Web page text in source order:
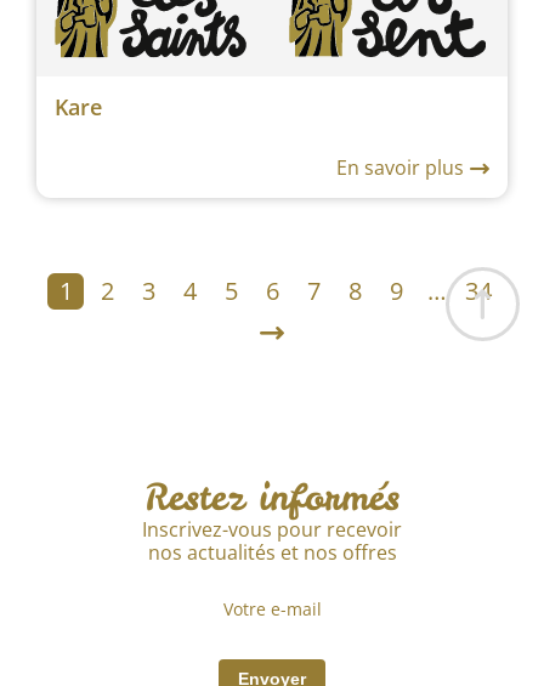
Kare
En savoir plus
1 2 3 4 5 6 7 8 9 … 34
Restez informés
Inscrivez-vous pour recevoir
nos actualités et nos offres
Envoyer